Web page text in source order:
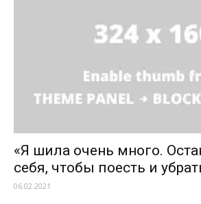
«Я шила очень много.
себя, чтобы поесть и
06.02.2021